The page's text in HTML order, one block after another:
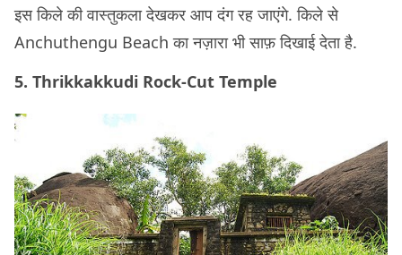
इस किले की वास्तुकला देखकर आप दंग रह जाएंगे. किले से
Anchuthengu Beach का नज़ारा भी साफ़ दिखाई देता है.
5. Thrikkakkudi Rock-Cut Temple